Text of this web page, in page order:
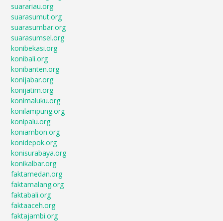
suarariau.org
suarasumut.org
suarasumbar.org
suarasumsel.org
konibekasi.org
konibali.org
konibanten.org
konijabar.org
konijatim.org
konimaluku.org
konilampung.org
konipalu.org
koniambon.org
konidepok.org
konisurabaya.org
konikalbar.org
faktamedan.org
faktamalang.org
faktabali.org
faktaaceh.org
faktajambi.org